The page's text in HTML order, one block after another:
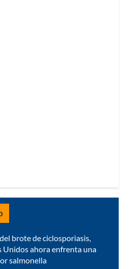
brote de ciclosporiasis,
Unidos ahora enfrenta una
salmonella